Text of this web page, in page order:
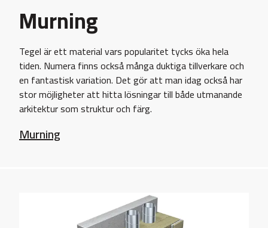
Murning
Tegel är ett material vars popularitet tycks öka hela
tiden. Numera finns också många duktiga tillverkare och
en fantastisk variation. Det gör att man idag också har
stor möjligheter att hitta lösningar till både utmanande
arkitektur som struktur och färg.
Murning